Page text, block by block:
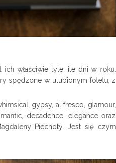
właściwie tyle, ile dni w roku.
spędzone w ulubionym fotelu, z
gypsy, al fresco, glamour,
decadence, elegance oraz
Piechoty. Jest się czym